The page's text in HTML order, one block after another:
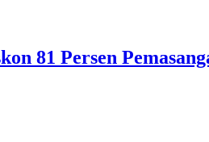
81 Persen